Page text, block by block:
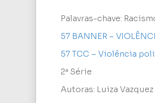
Palavras-chave:
57 BANNER –
57 TCC – Violência
2ª Série
Autoras: Luiza